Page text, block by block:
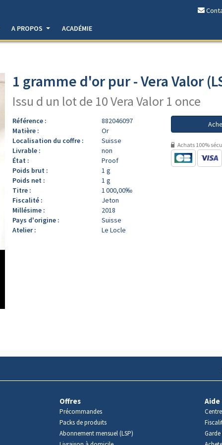
A PROPOS ACADÉMIE
1 gramme d'or pur - Vera Valor
Issu d un lot de 10 Vera Valor 1 once
Référence :
882046097
Matière :
Or
Localisation du coffre :
Suisse
Livrable :
non
État :
Proof
Poids brut :
1 g
Poids net :
1 g
Titre :
1 000,00‰
Fiscalité :
Jeton
Millésime :
2018
Pays d'origine :
Suisse
Atelier :
Le Locle
Achats 100%
Offres
Précommandes
Packs de produits
Abonnement mensuel (LSP)
Aide